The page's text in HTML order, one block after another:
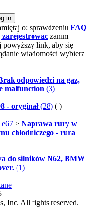
o: sprawdzeniu FAQ
zarejestrować zanim
powyższy link, aby się
wiadomości wybierz
odpowiedzi na gaz,
malfunction (3)
- oryginał(28) ( )
e67 > Naprawa rury w
chłodniczego - rura
do silników N62, BMW
(1)
Inc. All rights reserved.